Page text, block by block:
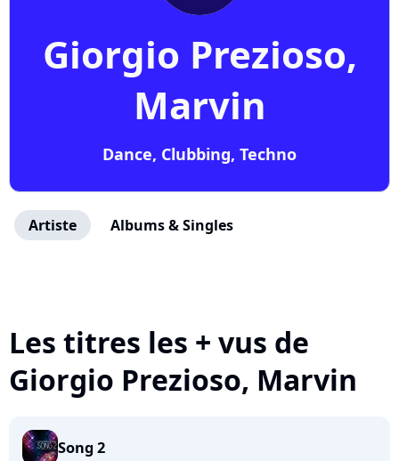
Giorgio Prezioso,
Marvin
Dance, Clubbing, Techno
Artiste Albums & Singles
Les titres les + vus de
Giorgio Prezioso, Marvin
Song 2